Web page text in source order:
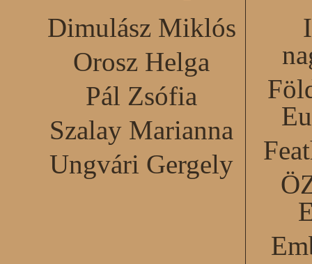
Dimulász Miklós
Orosz Helga
Pál Zsófia
Szalay Marianna
Ungvári Gergely